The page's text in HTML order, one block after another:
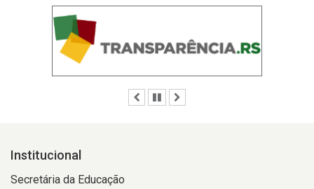
AnteriorPausar
Institucional
Secretária da Educação